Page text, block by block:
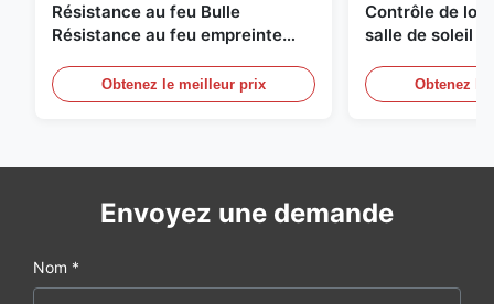
Résistance au feu Bulle
Résistance au feu empreinte
Obtenez le meilleur prix
Contrôle de
salle de soleil
Obtenez
Envoyez une demande
Nom *